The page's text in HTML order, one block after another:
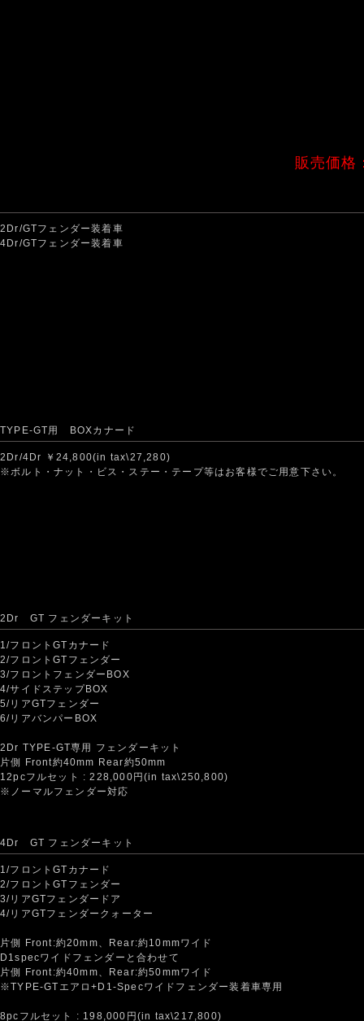
販売価格
2Dr/GTフェンダー装着車
4Dr/GTフェンダー装着車
TYPE-GT用 BOXカナード
2Dr/4Dr ￥24,800(in tax\27,280)
※ボルト・ナット・ビス・ステー・テープ等はお客様でご用意下さい。
2Dr GT フェンダーキット
1/フロントGTカナード
2/フロントGTフェンダー
3/フロントフェンダーBOX
4/サイドステップBOX
5/リアGTフェンダー
6/リアバンパーBOX
2Dr TYPE-GT専用 フェンダーキット
片側 Front約40mm Rear約50mm
12pcフルセット : 228,000円(in tax\250,800)
※ノーマルフェンダー対応
4Dr GT フェンダーキット
1/フロントGTカナード
2/フロントGTフェンダー
3/リアGTフェンダードア
4/リアGTフェンダークォーター
片側 Front:約20mm、Rear:約10mmワイド
D1specワイドフェンダーと合わせて
片側 Front:約40mm、Rear:約50mmワイド
※TYPE-GTエアロ+D1-Specワイドフェンダー装着車専用
8pcフルセット : 198,000円(in tax\217,800)